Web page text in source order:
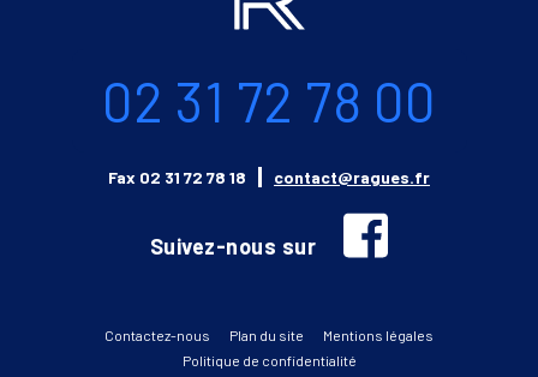
02 31 72 78 00
Fax 02 31 72 78 18 Emailcontact@ragues.fr
Suivez-nous sur
facebook
Contactez-nous Plan du site
Mentions légales
Politique de confidentialité